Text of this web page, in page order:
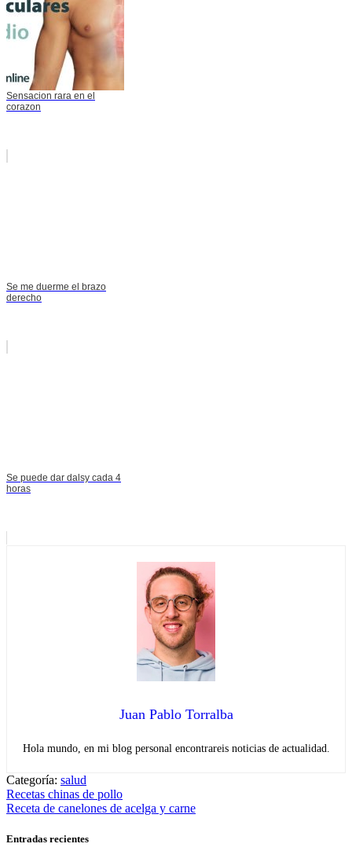
Sensacion rara en el
corazon
Se me duerme el brazo
derecho
Se puede dar dalsy cada 4
horas
Juan Pablo Torralba
Hola mundo, en mi blog personal encontrareis noticias de actualidad.
Categoría: salud
Navegación
de
entradas
Entrada
anterior:
Recetas chinas de pollo
Entrada
Receta de canelones de acelga y carne
Entradas recientes